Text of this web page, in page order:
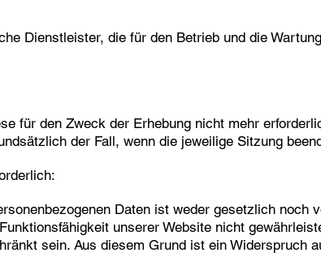
Dienstleister, die für den Betrieb und die
für den Zweck der Erhebung nicht mehr
der Fall, wenn die jeweilige Sitzung
Daten ist weder gesetzlich noch
unserer Website nicht
sein. Aus diesem Grund ist ein Widerspruch